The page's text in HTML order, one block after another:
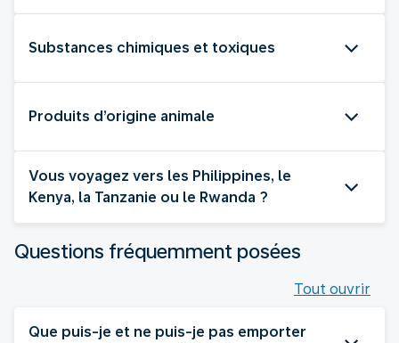
Substances chimiques et toxiques
Produits d’origine animale
Vous voyagez vers les Philippines, le
Kenya, la Tanzanie ou le Rwanda ?
Questions fréquemment posées
Tout ouvrir
Que puis-je et ne puis-je pas emporter